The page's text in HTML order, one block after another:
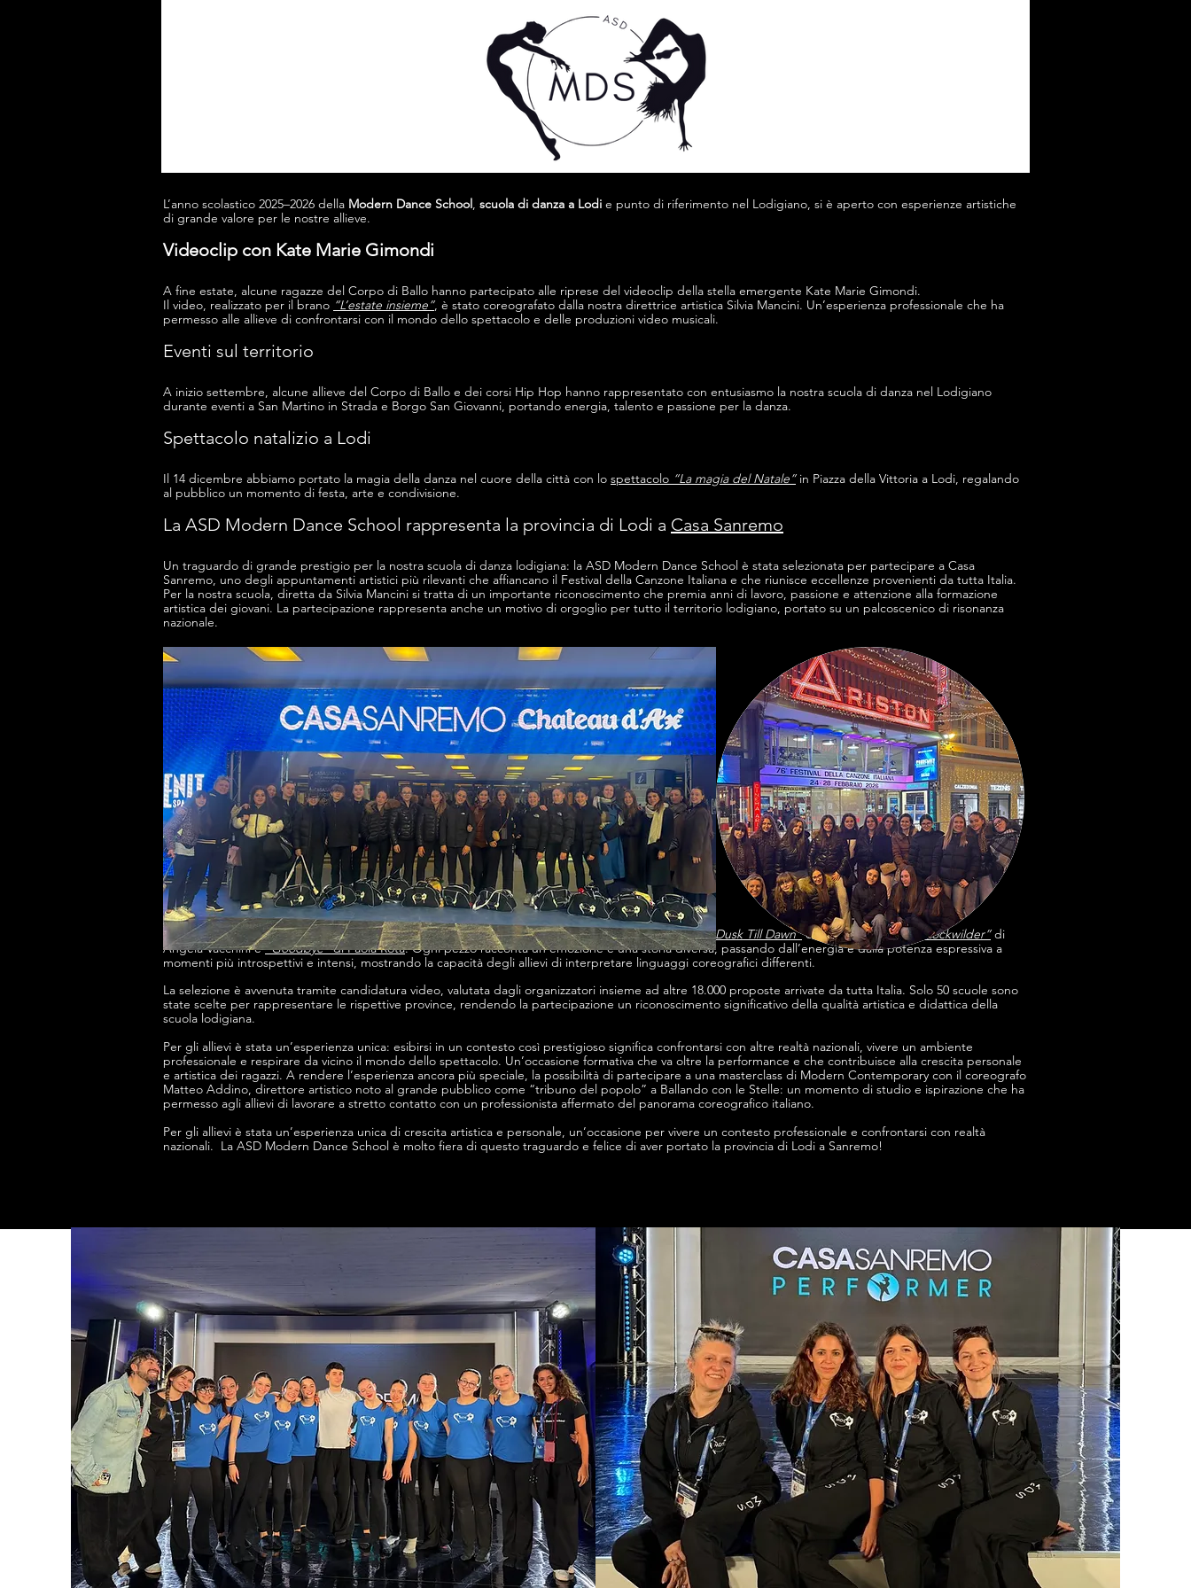
L’anno scolastico 2025–2026 della Modern Dance School, scuola di danza a Lodi e punto di riferimento nel Lodigiano, si è aperto con esperienze artistiche
di grande valore per le nostre allieve.
Videoclip con Kate Marie Gimondi
A fine estate, alcune ragazze del Corpo di Ballo hanno partecipato alle riprese del videoclip della stella emergente Kate Marie Gimondi.
Il video, realizzato per il brano “L’estate insieme”, è stato coreografato dalla nostra direttrice artistica Silvia Mancini. Un’esperienza professionale che ha
permesso alle allieve di confrontarsi con il mondo dello spettacolo e delle produzioni video musicali.
Eventi sul territorio
A inizio settembre, alcune allieve del Corpo di Ballo e dei corsi Hip Hop hanno rappresentato con entusiasmo la nostra scuola di danza nel Lodigiano
durante eventi a San Martino in Strada e Borgo San Giovanni, portando energia, talento e passione per la danza.
Spettacolo natalizio a Lodi
Il 14 dicembre abbiamo portato la magia della danza nel cuore della città con lo spettacolo “La magia del Natale”in Piazza della Vittoria a Lodi, regalando
al pubblico un momento di festa, arte e condivisione.
La ASD Modern Dance School rappresenta la provincia di Lodi a Casa Sanremo
Un traguardo di grande prestigio per la nostra scuola di danza lodigiana: la ASD Modern Dance School è stata selezionata per partecipare a Casa
Sanremo, uno degli appuntamenti artistici più rilevanti che affiancano il Festival della Canzone Italiana e che riunisce eccellenze provenienti da tutta Italia.
Per la nostra scuola, diretta da Silvia Mancini si tratta di un importante riconoscimento che premia anni di lavoro, passione e attenzione alla formazione
artistica dei giovani. La partecipazione rappresenta anche un motivo di orgoglio per tutto il territorio lodigiano, portato su un palcoscenico di risonanza
nazionale.
La scuola ha portato in scena cinque coreografie:“Shouting Without Voice”, “Me and the Devil”e“Dusk Till Dawn”di Silvia Mancini,“Da Rockwilder”di
Angela Vacchini e“Goodbye” di Paola Rota. Ogni pezzo racconta un’emozione e una storia diversa, passando dall’energia e dalla potenza espressiva a
momenti più introspettivi e intensi, mostrando la capacità degli allievi di interpretare linguaggi coreografici differenti.
La selezione è avvenuta tramite candidatura video, valutata dagli organizzatori insieme ad altre 18.000 proposte arrivate da tutta Italia. Solo 50 scuole sono
state scelte per rappresentare le rispettive province, rendendo la partecipazione un riconoscimento significativo della qualità artistica e didattica della
scuola lodigiana.
Per gli allievi è stata un’esperienza unica: esibirsi in un contesto così prestigioso significa confrontarsi con altre realtà nazionali, vivere un ambiente
professionale e respirare da vicino il mondo dello spettacolo. Un’occasione formativa che va oltre la performance e che contribuisce alla crescita personale
e artistica dei ragazzi. A rendere l’esperienza ancora più speciale, la possibilità di partecipare a una masterclass di Modern Contemporary con il coreografo
Matteo Addino, direttore artistico noto al grande pubblico come “tribuno del popolo” a Ballando con le Stelle: un momento di studio e ispirazione che ha
permesso agli allievi di lavorare a stretto contatto con un professionista affermato del panorama coreografico italiano.
Per gli allievi è stata un’esperienza unica di crescita artistica e personale, un’occasione per vivere un contesto professionale e confrontarsi con realtà
nazionali. La ASD Modern Dance School è molto fiera di questo traguardo e felice di aver portato la provincia di Lodi a Sanremo!